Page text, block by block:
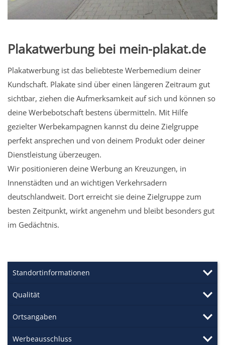
Plakatwerbung bei mein-plakat.de
Plakatwerbung ist das beliebteste Werbemedium deiner
Kundschaft. Plakate sind über einen längeren Zeitraum gut
sichtbar, ziehen die Aufmerksamkeit auf sich und können so
deine Werbebotschaft bestens übermitteln. Mit Hilfe
gezielter Werbekampagnen kannst du deine Zielgruppe
perfekt ansprechen und von deinem Produkt oder deiner
Dienstleistung überzeugen.
Wir positionieren deine Werbung an Kreuzungen, in
Innenstädten und an wichtigen Verkehrsadern
deutschlandweit. Dort erreicht sie deine Zielgruppe zum
besten Zeitpunkt, wirkt angenehm und bleibt besonders gut
im Gedächtnis.
Standortinformationen
Qualität
Ortsangaben
Werbeausschluss